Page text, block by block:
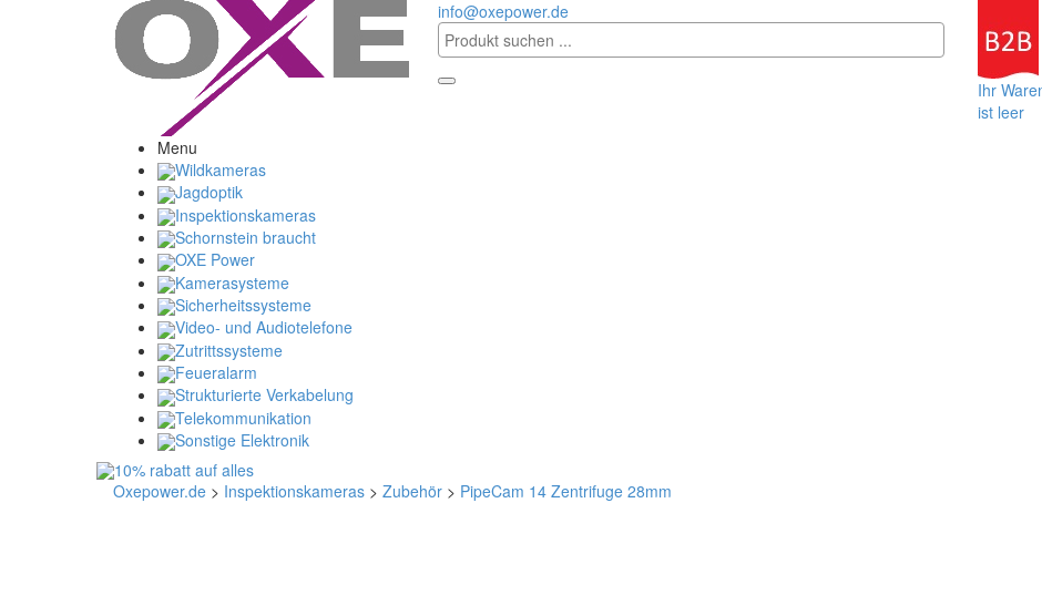
info@oxepower.de
Ihr
ist leer
Menu
Wildkameras
Jagdoptik
Inspektionskameras
Schornstein braucht
OXE Power
Kamerasysteme
Sicherheitssysteme
Video- und Audiotelefone
Zutrittssysteme
Feueralarm
Strukturierte Verkabelung
Telekommunikation
Sonstige Elektronik
Oxepower.de > Inspektionskameras > Zubehör > PipeCam 14 Zentrifuge 28mm